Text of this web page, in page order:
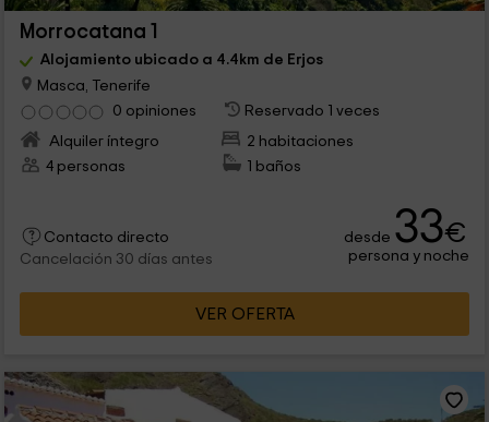
Morrocatana 1
Alojamiento ubicado a 4.4km de Erjos
Masca, Tenerife
0 opiniones
Reservado 1 veces
Alquiler íntegro
2 habitaciones
4 personas
1 baños
Contacto directo
Cancelación 30 días antes
desde 33€
persona y noche
VER OFERTA